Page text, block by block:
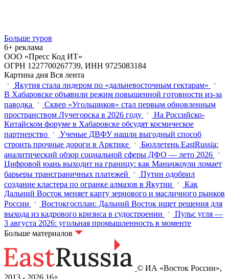
Больше туров
6+ реклама
ООО «Пресс Код ИТ»
ОГРН 1227700267739, ИНН 9725083184
Картина дня Вся лента
Якутия стала лидером по «дальневосточным гектарам»
В Хабаровске объявили режим повышенной готовности из‑за
паводка
Сквер «Угольщиков» стал первым обновленным
пространством Лучегорска в 2026 году
На Российско-
Китайском форуме в Хабаровске обсудят космическое
партнерство
Ученые ДВФУ нашли выгодный способ
строить прочные дороги в Арктике
Бюллетень EastRussia:
аналитический обзор социальной сферы ДФО — лето 2026
Цифровой юань выходит на границу: как Маньчжоули ломает
барьеры трансграничных платежей
Путин одобрил
создание кластера по огранке алмазов в Якутии
Как
Дальний Восток меняет карту зернового и масличного рынков
России
Востокгосплан: Дальний Восток ищет решения для
выхода из кадрового кризиса в судостроении
Пульс угля —
3 августа 2026: угольная промышленность в моменте
Больше материалов
© ИА «Восток России»,
2013 - 2026 16+